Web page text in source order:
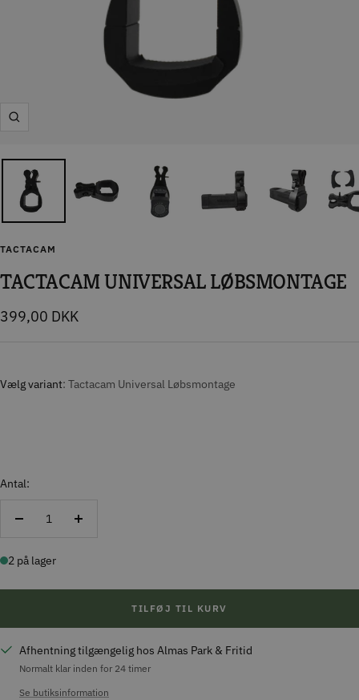
Zoom
TACTACAM
TACTACAM UNIVERSAL LØBSMONTAGE
Tilbudspris
399,00 DKK
Vælg variant Tactacam Universal Løbsmontage
Antal:
Reducer
Forøg
2 på lager
TILFØJ TIL KURV
Afhentning tilgængelig hos Almas Park & Fritid
Normalt klar inden for 24 timer
Se butiksinformation